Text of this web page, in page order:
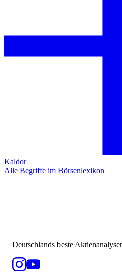
Kaldor
Alle Begriffe im Börsenlexikon
Deutschlands beste